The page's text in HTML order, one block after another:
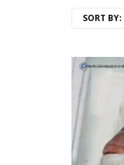
SORT BY: